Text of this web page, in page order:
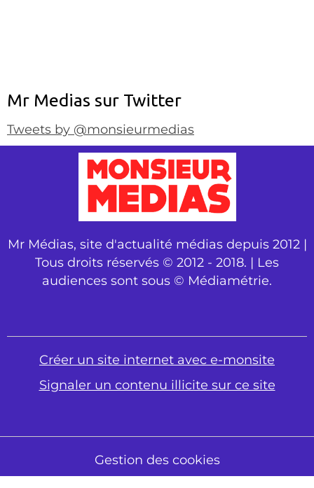
Mr Medias sur Twitter
Tweets by @monsieurmedias
Mr Médias, site d'actualité médias depuis 2012 |
Tous droits réservés © 2012 - 2018. | Les
audiences sont sous © Médiamétrie.
Créer un site internet avec e-monsite
Signaler un contenu illicite sur ce site
Gestion des cookies